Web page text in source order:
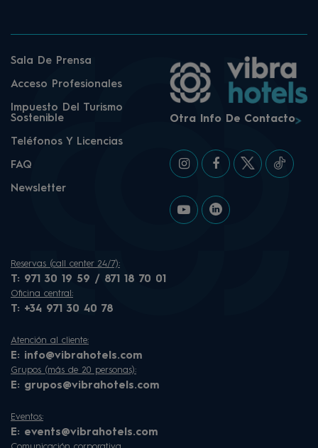
Sala De Prensa
Acceso Profesionales
Impuesto Del Turismo
Sostenible
Teléfonos Y Licencias
FAQ
Newsletter
Otra Info De Contacto
Reservas (call center 24/7):
T: 971 30 19 59 / 871 18 70 01
Oficina central:
T: +34 971 30 40 78
Atención al cliente:
E: info@vibrahotels.com
Grupos (más de 20 personas):
E: grupos@vibrahotels.com
Eventos:
E: events@vibrahotels.com